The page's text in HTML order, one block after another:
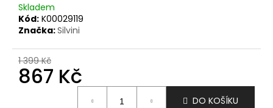
Skladem
Kód: K00029119
Značka:Silvini
1 399 Kč
867 Kč
DO KOŠÍKU
D
o
p
o